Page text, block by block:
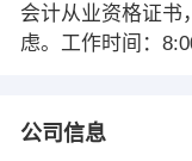
会计从业资格证书
虑。工作时间：
公司信息